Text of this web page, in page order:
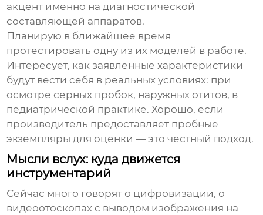
акцент именно на диагностической
составляющей аппаратов.
Планирую в ближайшее время
протестировать одну из их моделей в работе.
Интересует, как заявленные характеристики
будут вести себя в реальных условиях: при
осмотре серных пробок, наружных отитов, в
педиатрической практике. Хорошо, если
производитель предоставляет пробные
экземпляры для оценки — это честный подход.
Мысли вслух: куда движется
инструментарий
Сейчас много говорят о цифровизации, о
видеоотоскопах с выводом изображения на